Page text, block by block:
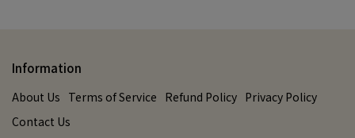
Information
About Us Terms of Service Refund Policy Privacy Policy
Contact Us